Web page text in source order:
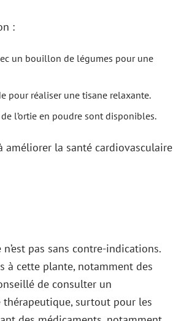
:
un bouillon de légumes pour une
pour réaliser une tisane relaxante.
l’ortie en poudre sont disponibles.
la santé cardiovasculaire
pas sans contre-indications.
à cette plante, notamment des
de consulter un
thérapeutique, surtout pour les